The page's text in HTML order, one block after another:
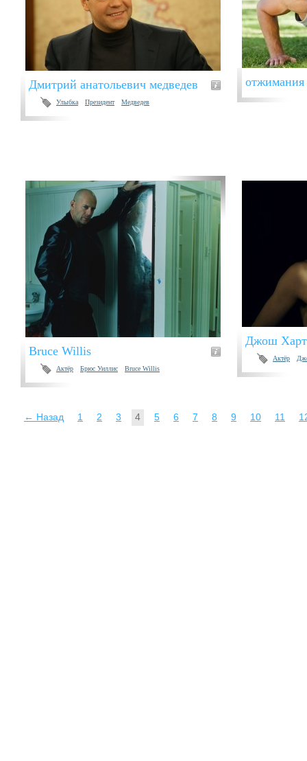
Дмитрий анатольевич медведев
Улыбка Президент Медведев
отжимания
Bruce Willis
Актёр Брюс Уиллис Bruce Willis
Джош
Актёр
← Назад 1 2 3 4 5 6 7 8 9 10 11